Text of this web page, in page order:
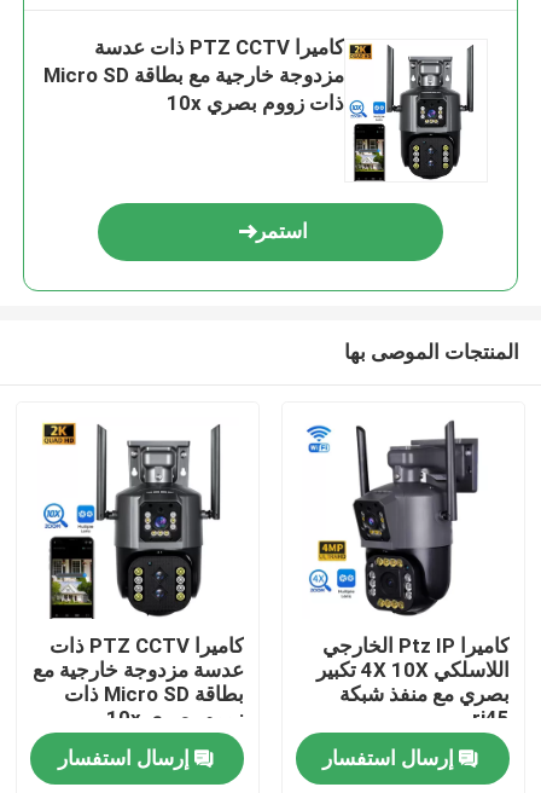
المنزل
كاميرا PTZ CCTV ذات عدسة
مزدوجة خارجية مع بطاقة Micro SD
ذات زووم بصري 10x
استمر
المنتجات الموصى بها
كاميرا Ptz IP الخارجي
اللاسلكي 4X 10X تكبير
بصري مع منفذ شبكة
rj45
إرسال استفسار
كاميرا PTZ CCTV ذات
عدسة مزدوجة خارجية مع
بطاقة Micro SD ذات
زووم بصري 10x
إرسال استفسار